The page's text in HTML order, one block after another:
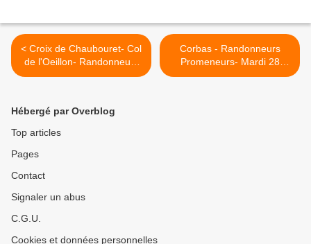
< Croix de Chaubouret- Col
de l'Oeillon- Randonneurs
et Promeneurs-Mercredi 22
Corbas - Randonneurs
Promeneurs- Mardi 28
novembre 2017 >
Hébergé par Overblog
Top articles
Pages
Contact
Signaler un abus
C.G.U.
Cookies et données personnelles